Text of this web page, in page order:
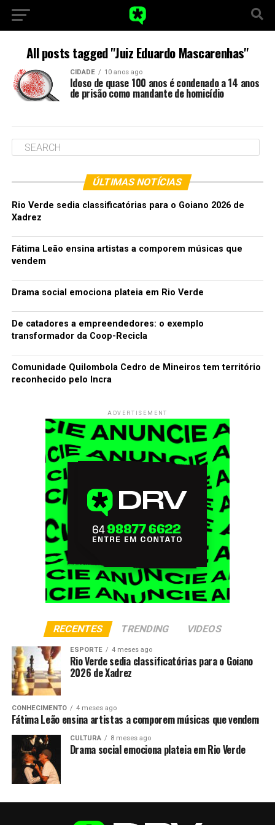
All posts tagged "Juiz Eduardo Mascarenhas"
CIDADE 10 anos ago
Idoso de quase 100 anos é condenado a 14 anos
de prisão como mandante de homicídio
ÚLTIMAS NOTÍCIAS
Rio Verde sedia classificatórias para o Goiano 2026 de
Xadrez
Fátima Leão ensina artistas a comporem músicas que
vendem
Drama social emociona plateia em Rio Verde
De catadores a empreendedores: o exemplo
transformador da Coop-Recicla
Comunidade Quilombola Cedro de Mineiros tem território
reconhecido pelo Incra
ADVERTISEMENT
RECENTES TRENDING VIDEOS
ESPORTE 4 meses ago
Rio Verde sedia classificatórias para o Goiano
2026 de Xadrez
CONHECIMENTO 4 meses ago
Fátima Leão ensina artistas a comporem músicas que vendem
CULTURA 8 meses ago
Drama social emociona plateia em Rio Verde